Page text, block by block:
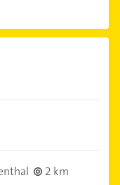
2 km